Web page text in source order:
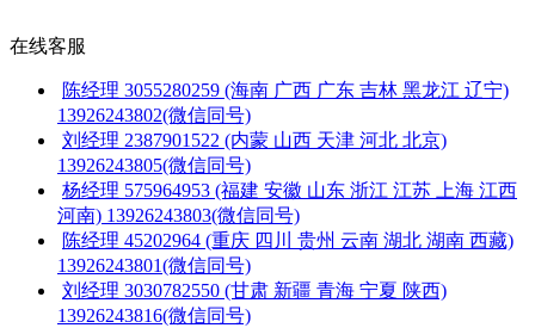
在线客服
陈经理 3055280259 (海南 广西 广东 吉林 黑龙江 辽宁)
13926243802(微信同号)
刘经理 2387901522 (内蒙 山西 天津 河北 北京)
13926243805(微信同号)
杨经理 575964953 (福建 安徽 山东 浙江 江苏 上海 江西
河南) 13926243803(微信同号)
陈经理 45202964 (重庆 四川 贵州 云南 湖北 湖南 西藏)
13926243801(微信同号)
刘经理 3030782550 (甘肃 新疆 青海 宁夏 陕西)
13926243816(微信同号)